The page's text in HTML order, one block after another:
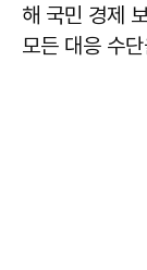
해 국민 경제
모든 대응 수